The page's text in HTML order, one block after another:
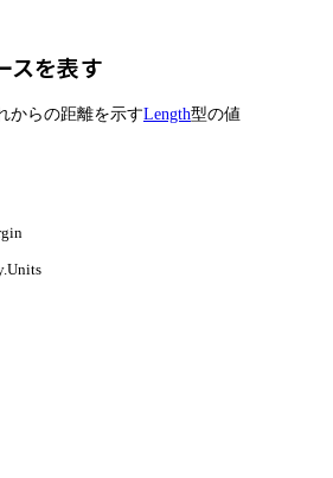
スを表す
からの距離を示すLength型の値